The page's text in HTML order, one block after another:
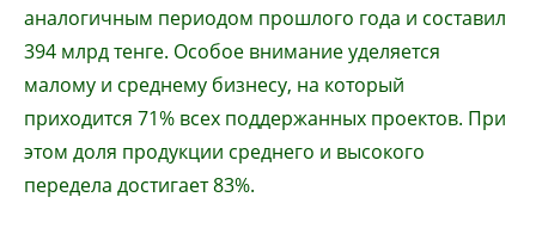
аналогичным периодом прошлого года и составил
394 млрд тенге. Особое внимание уделяется
малому и среднему бизнесу, на который
приходится 71% всех поддержанных проектов. При
этом доля продукции среднего и высокого
передела достигает 83%.